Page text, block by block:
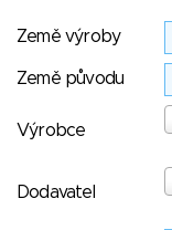
Země výroby
Země původu
Výrobce
Dodavatel